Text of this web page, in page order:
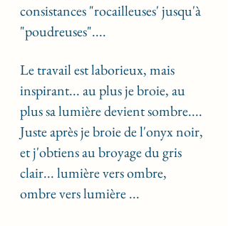
consistances "rocailleuses' jusqu'à
"poudreuses"....
Le travail est laborieux, mais
inspirant... au plus je broie, au
plus sa lumière devient sombre....
Juste après je broie de l'onyx noir,
et j'obtiens au broyage du gris
clair... lumière vers ombre,
ombre vers lumière ...